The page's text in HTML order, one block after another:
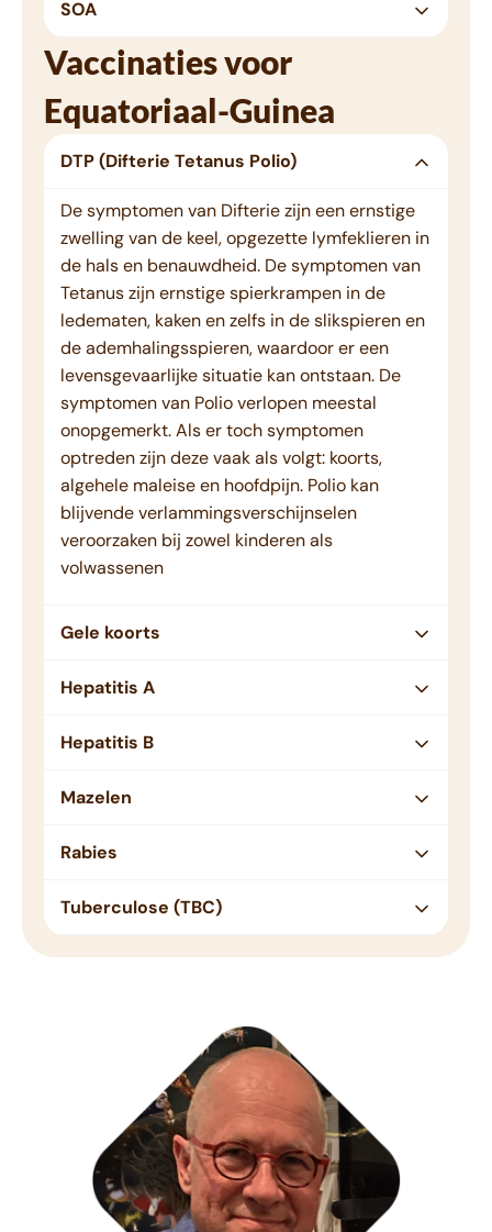
SOA
Vaccinaties voor
Equatoriaal-Guinea
DTP (Difterie Tetanus Polio)
De symptomen van Difterie zijn een ernstige
zwelling van de keel, opgezette lymfeklieren in
de hals en benauwdheid. De symptomen van
Tetanus zijn ernstige spierkrampen in de
ledematen, kaken en zelfs in de slikspieren en
de ademhalingsspieren, waardoor er een
levensgevaarlijke situatie kan ontstaan. De
symptomen van Polio verlopen meestal
onopgemerkt. Als er toch symptomen
optreden zijn deze vaak als volgt: koorts,
algehele maleise en hoofdpijn. Polio kan
blijvende verlammingsverschijnselen
veroorzaken bij zowel kinderen als
volwassenen
Gele koorts
Hepatitis A
Hepatitis B
Mazelen
Rabies
Tuberculose (TBC)